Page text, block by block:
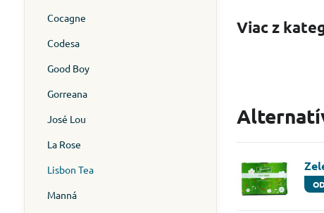
Viac z
Cocagne
Codesa
Good Boy
Gorreana
José Lou
La Rose
Lisbon Tea
Manná